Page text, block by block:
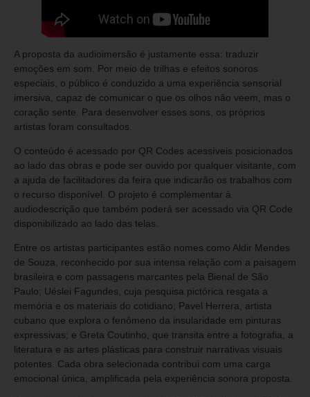
A proposta da audioimersão é justamente essa: traduzir
emoções em som. Por meio de trilhas e efeitos sonoros
especiais, o público é conduzido a uma experiência sensorial
imersiva, capaz de comunicar o que os olhos não veem, mas o
coração sente. Para desenvolver esses sons, os próprios
artistas foram consultados.
O conteúdo é acessado por QR Codes acessíveis posicionados
ao lado das obras e pode ser ouvido por qualquer visitante, com
a ajuda de facilitadores da feira que indicarão os trabalhos com
o recurso disponível. O projeto é complementar à
audiodescrição que também poderá ser acessado via QR Code
disponibilizado ao lado das telas.
Entre os artistas participantes estão nomes como Aldir Mendes
de Souza, reconhecido por sua intensa relação com a paisagem
brasileira e com passagens marcantes pela Bienal de São
Paulo; Uéslei Fagundes, cuja pesquisa pictórica resgata a
memória e os materiais do cotidiano; Pavel Herrera, artista
cubano que explora o fenômeno da insularidade em pinturas
expressivas; e Greta Coutinho, que transita entre a fotografia, a
literatura e as artes plásticas para construir narrativas visuais
potentes. Cada obra selecionada contribui com uma carga
emocional única, amplificada pela experiência sonora proposta.